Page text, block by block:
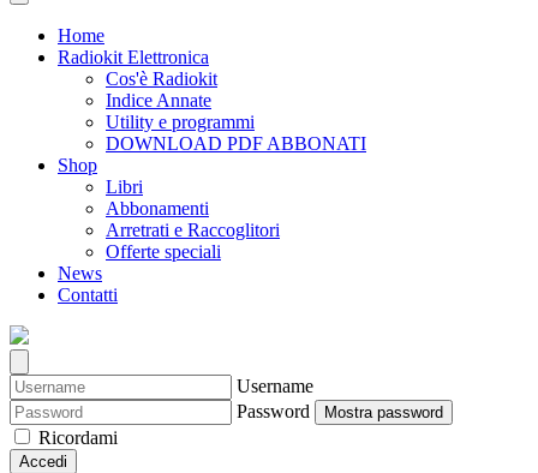
Home
Radiokit Elettronica
Cos'è Radiokit
Indice Annate
Utility e programmi
DOWNLOAD PDF ABBONATI
Shop
Libri
Abbonamenti
Arretrati e Raccoglitori
Offerte speciali
News
Contatti
Username
Password
Mostra password
Ricordami
Accedi